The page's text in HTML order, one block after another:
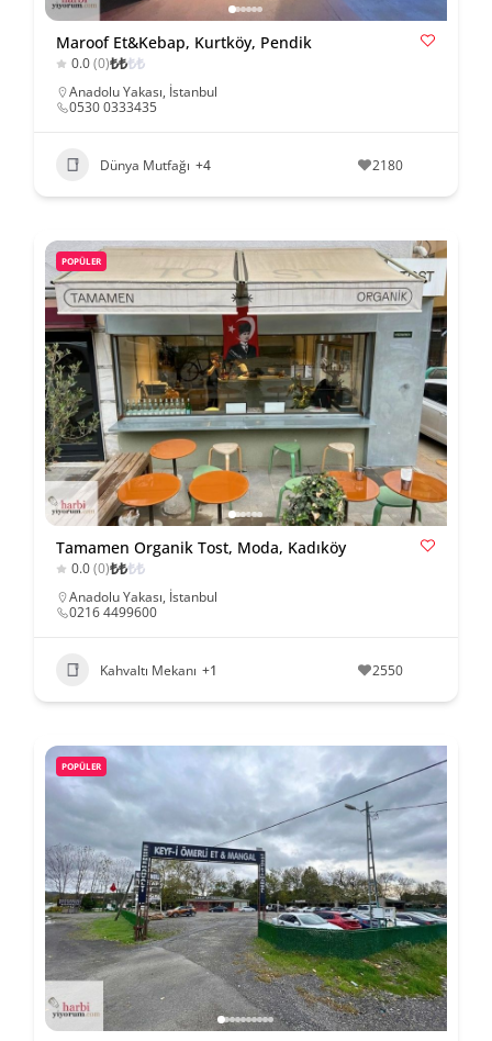
Maroof Et&Kebap, Kurtköy, Pendik
0.0(0)₺₺₺₺
Anadolu Yakası, İstanbul
0530 0333435
Dünya Mutfağı +4 2180
POPÜLER
Tamamen Organik Tost, Moda, Kadıköy
0.0(0)₺₺₺₺
Anadolu Yakası, İstanbul
0216 4499600
Kahvaltı Mekanı +1 2550
POPÜLER